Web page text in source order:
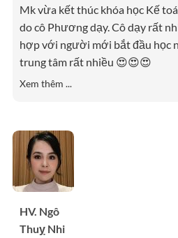
Mk vừa kết thúc khóa học Kế
do cô Phương dạy. Cô dạy rất
hợp với người mới bắt đầu học
trung tâm rất nhiều 😍😍😍
Xem thêm ...
HV. Ngô
Thuỵ Nhi